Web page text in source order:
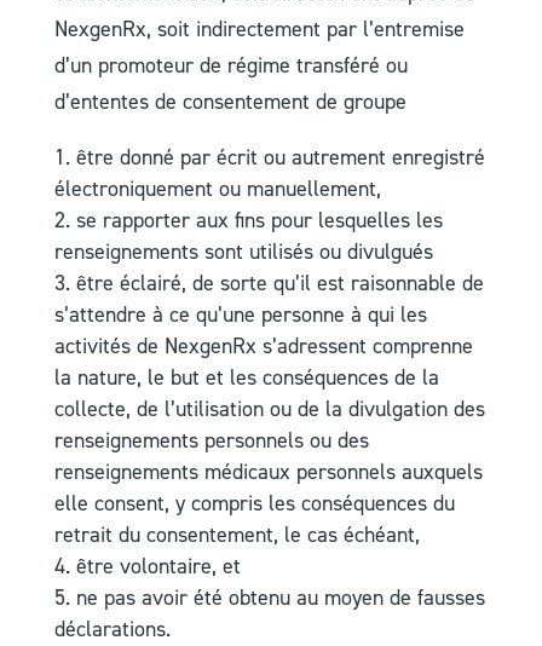
NexgenRx, soit indirectement par l’entremise
d’un promoteur de régime transféré ou
d’ententes de consentement de groupe
être donné par écrit ou autrement enregistré
électroniquement ou manuellement,
se rapporter aux fins pour lesquelles les
renseignements sont utilisés ou divulgués
être éclairé, de sorte qu’il est raisonnable de
s’attendre à ce qu’une personne à qui les
activités de NexgenRx s’adressent comprenne
la nature, le but et les conséquences de la
collecte, de l’utilisation ou de la divulgation des
renseignements personnels ou des
renseignements médicaux personnels auxquels
elle consent, y compris les conséquences du
retrait du consentement, le cas échéant,
être volontaire, et
ne pas avoir été obtenu au moyen de fausses
déclarations.